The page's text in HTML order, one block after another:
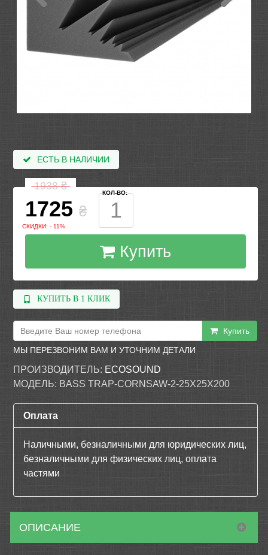
ЕСТЬ В НАЛИЧИИ
1938₴
1725 ₴
СКИДКИ: - 11%
КОЛ-ВО:
Купить
КУПИТЬ В 1 КЛИК
Купить
МЫ ПЕРЕЗВОНИМ ВАМ И УТОЧНИМ ДЕТАЛИ
ПРОИЗВОДИТЕЛЬ: ECOSOUND
МОДЕЛЬ: BASS TRAP-CORNSAW-2-25X25X200
Оплата
Наличными, безналичными для юридических лиц,
безналичными для физических лиц, оплата
частями
ОПИСАНИЕ